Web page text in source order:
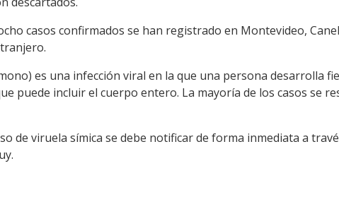
casos confirmados se han registrado en Montevideo,
es una infección viral en la que una persona desarrolla
puede incluir el cuerpo entero. La mayoría de los casos se
de viruela símica se debe notificar de forma inmediata a